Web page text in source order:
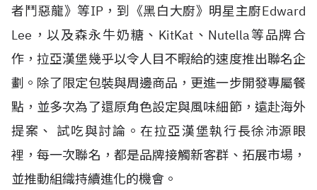
者鬥惡龍》等IP，到《黑白大廚》明星主廚Edward
Lee，以及森永牛奶糖、KitKat、Nutella等品牌合
作，拉亞漢堡幾乎以令人目不暇給的速度推出聯名企
劃。除了限定包裝與周邊商品，更進一步開發專屬餐
點，並多次為了還原角色設定與風味細節，遠赴海外
提案、 試吃與討論。在拉亞漢堡執行長徐沛源眼
裡，每一次聯名，都是品牌接觸新客群、拓展市場，
並推動組織持續進化的機會。